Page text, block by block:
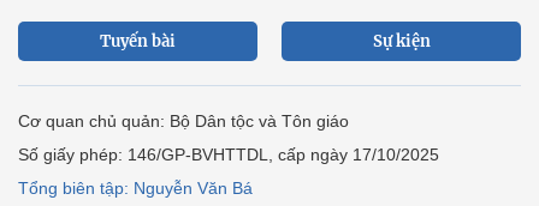
Tuyến bài Sự kiện
Cơ quan chủ quản: Bộ Dân tộc và Tôn giáo
Số giấy phép: 146/GP-BVHTTDL, cấp ngày 17/10/2025
Tổng biên tập: Nguyễn Văn Bá